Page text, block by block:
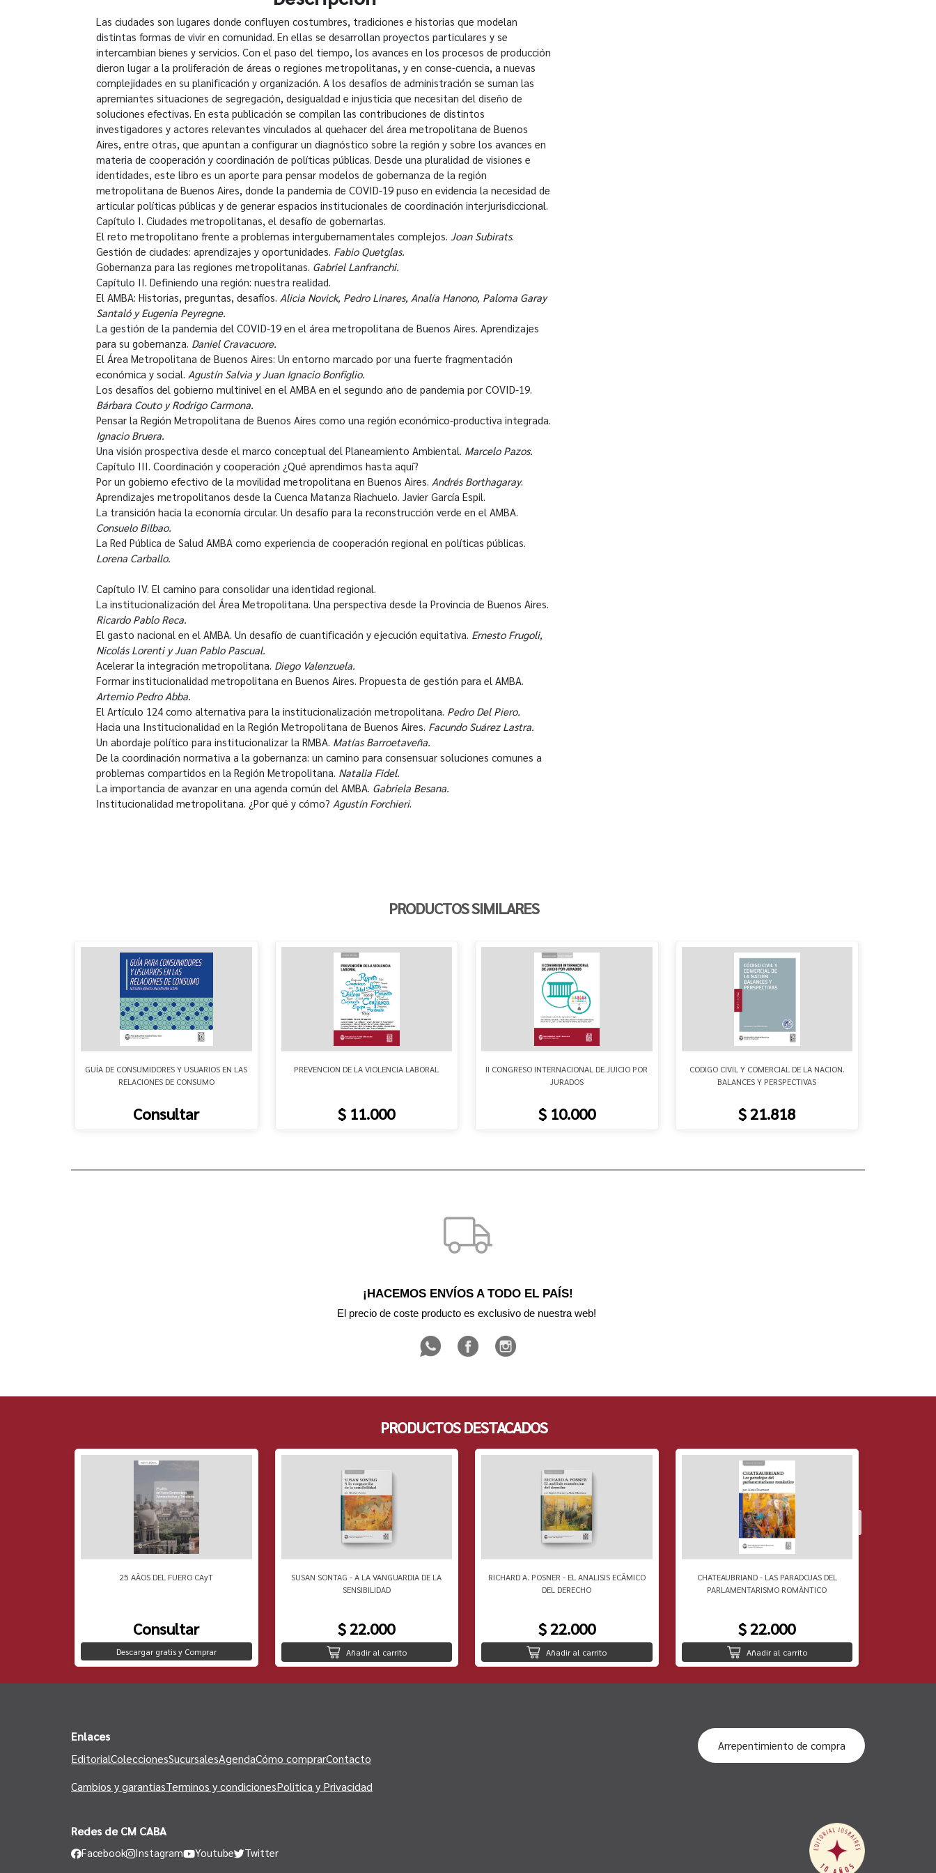
Las ciudades son lugares donde confluyen costumbres, tradiciones e historias que modelan
distintas formas de vivir en comunidad. En ellas se desarrollan proyectos particulares y se
intercambian bienes y servicios. Con el paso del tiempo, los avances en los procesos de producción
dieron lugar a la proliferación de áreas o regiones metropolitanas, y en conse-cuencia, a nuevas
complejidades en su planificación y organización. A los desafíos de administración se suman las
apremiantes situaciones de segregación, desigualdad e injusticia que necesitan del diseño de
soluciones efectivas. En esta publicación se compilan las contribuciones de distintos
investigadores y actores relevantes vinculados al quehacer del área metropolitana de Buenos
Aires, entre otras, que apuntan a configurar un diagnóstico sobre la región y sobre los avances en
materia de cooperación y coordinación de políticas públicas. Desde una pluralidad de visiones e
identidades, este libro es un aporte para pensar modelos de gobernanza de la región
metropolitana de Buenos Aires, donde la pandemia de COVID-19 puso en evidencia la necesidad de
articular políticas públicas y de generar espacios institucionales de coordinación interjurisdiccional.
Capítulo I. Ciudades metropolitanas, el desafío de gobernarlas.
El reto metropolitano frente a problemas intergubernamentales complejos.
Joan Subirats.
Gestión de ciudades: aprendizajes y oportunidades. Fabio Quetglas.
Gobernanza para las regiones metropolitanas. Gabriel Lanfranchi.
Capítulo II. Definiendo una región: nuestra realidad.
El AMBA: Historias, preguntas, desafíos. Alicia Novick, Pedro Linares, Analía Hanono, Paloma Garay
Santaló y Eugenia Peyregne.
La gestión de la pandemia del COVID-19 en el área metropolitana de Buenos Aires. Aprendizajes
para su gobernanza. Daniel Cravacuore.
El Área Metropolitana de Buenos Aires: Un entorno marcado por una fuerte fragmentación
económica y social. Agustín Salvia y Juan Ignacio Bonfiglio.
Los desafíos del gobierno multinivel en el AMBA en el segundo año de pandemia por COVID-19.
Bárbara Couto y Rodrigo Carmona.
Pensar la Región Metropolitana de Buenos Aires como una región económico-productiva integrada.
Ignacio Bruera.
Una visión prospectiva desde el marco conceptual del Planeamiento Ambiental. Marcelo Pazos.
Capítulo III. Coordinación y cooperación ¿Qué aprendimos hasta aquí?
Por un gobierno efectivo de la movilidad metropolitana en Buenos Aires. Andrés Borthagaray.
Aprendizajes metropolitanos desde la Cuenca Matanza Riachuelo. Javier García Espil.
La transición hacia la economía circular. Un desafío para la reconstrucción verde en el AMBA.
Consuelo Bilbao.
La Red Pública de Salud AMBA como experiencia de cooperación regional en políticas públicas.
Lorena Carballo.
Capítulo IV. El camino para consolidar una identidad regional.
La institucionalización del Área Metropolitana. Una perspectiva desde la Provincia de Buenos Aires.
Ricardo Pablo Reca.
El gasto nacional en el AMBA. Un desafío de cuantificación y ejecución equitativa. Ernesto Frugoli,
Nicolás Lorenti y Juan Pablo Pascual.
Acelerar la integración metropolitana. Diego Valenzuela.
Formar institucionalidad metropolitana en Buenos Aires. Propuesta de gestión para el AMBA.
Artemio Pedro Abba.
El Artículo 124 como alternativa para la institucionalización metropolitana. Pedro Del Piero.
Hacia una Institucionalidad en la Región Metropolitana de Buenos Aires. Facundo Suárez Lastra.
Un abordaje político para institucionalizar la RMBA. Matías Barroetaveña.
De la coordinación normativa a la gobernanza: un camino para consensuar soluciones comunes a
problemas compartidos en la Región Metropolitana. Natalia Fidel.
La importancia de avanzar en una agenda común del AMBA. Gabriela Besana.
Institucionalidad metropolitana. ¿Por qué y cómo? Agustín Forchieri.
PRODUCTOS SIMILARES
GUÍA DE CONSUMIDORES Y USUARIOS EN LAS
RELACIONES DE CONSUMO
Consultar
PREVENCION DE LA VIOLENCIA LABORAL
$ 11.000
II CONGRESO INTERNACIONAL DE JUICIO POR
JURADOS
$ 10.000
CODIGO CIVIL Y COMERCIAL DE LA NACION.
BALANCES Y PERSPECTIVAS
$ 21.818
¡HACEMOS ENVÍOS A TODO EL PAÍS!
El precio de coste producto es exclusivo de nuestra web!
PRODUCTOS DESTACADOS
25 AÃOS DEL FUERO CAyT
Consultar
Descargar gratis y Comprar
SUSAN SONTAG - A LA VANGUARDIA DE LA
SENSIBILIDAD
$ 22.000
Añadir al carrito
RICHARD A. POSNER - EL ANALISIS ECÃMICO
DEL DERECHO
$ 22.000
Añadir al carrito
CHATEAUBRIAND - LAS PARADOJAS DEL
PARLAMENTARISMO ROMÃNTICO
$ 22.000
Añadir al carrito
Enlaces
EditorialColeccionesSucursalesAgendaCómo comprarContacto
Cambios y garantiasTerminos y condicionesPolitica y Privacidad
Arrepentimiento de compra
Redes de CM CABA
Facebook Instagram Youtube Twitter